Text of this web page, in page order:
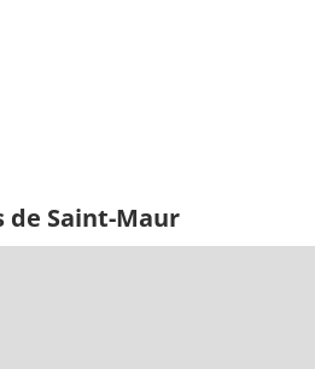
de Saint-Maur